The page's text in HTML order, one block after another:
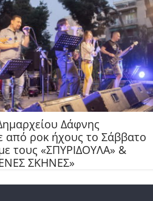
Δάφνης
από ροκ ήχους το Σάββατο
τους «ΣΠΥΡΙΔΟΥΛΑ» &
ΣΚΗΝΕΣ»